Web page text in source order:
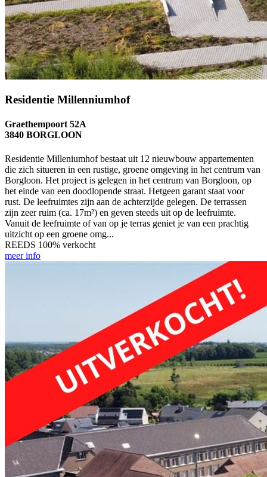
Residentie Millenniumhof
Graethempoort 52A
3840 BORGLOON
Residentie Milleniumhof bestaat uit 12 nieuwbouw appartementen
die zich situeren in een rustige, groene omgeving in het centrum van
Borgloon. Het project is gelegen in het centrum van Borgloon, op
het einde van een doodlopende straat. Hetgeen garant staat voor
rust. De leefruimtes zijn aan de achterzijde gelegen. De terrassen
zijn zeer ruim (ca. 17m²) en geven steeds uit op de leefruimte.
Vanuit de leefruimte of van op je terras geniet je van een prachtig
uitzicht op een groene omg...
REEDS 100% verkocht
meer info